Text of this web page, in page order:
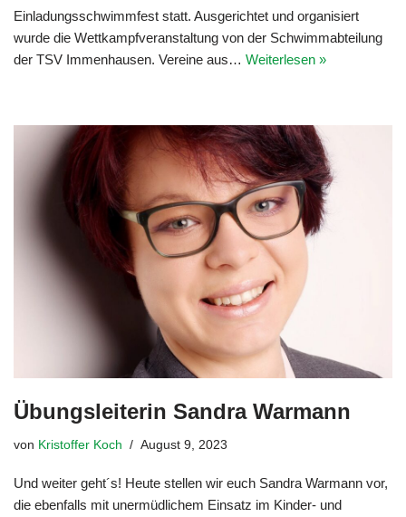
Einladungsschwimmfest statt. Ausgerichtet und organisiert
wurde die Wettkampfveranstaltung von der Schwimmabteilung
der TSV Immenhausen. Vereine aus… Weiterlesen »
Übungsleiterin Sandra Warmann
von Kristoffer Koch August 9, 2023
Und weiter geht´s! Heute stellen wir euch Sandra Warmann vor,
die ebenfalls mit unermüdlichem Einsatz im Kinder- und